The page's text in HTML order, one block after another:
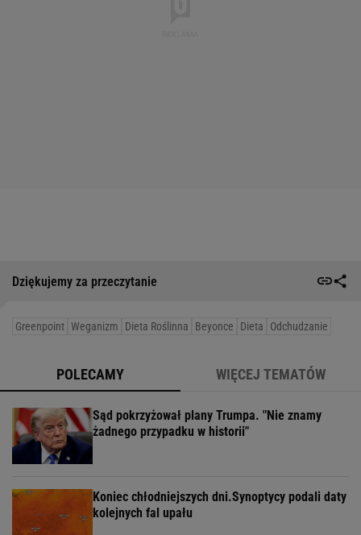
Dziękujemy za przeczytanie
Greenpoint Weganizm Dieta Roślinna Beyonce Dieta Odchudzanie
POLECAMY WIĘCEJ TEMATÓW
Sąd pokrzyżował plany Trumpa. "Nie znamy
żadnego przypadku w historii"
Koniec chłodniejszych dni.Synoptycy podali daty
kolejnych fal upału